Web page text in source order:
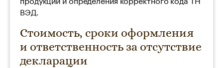
ВЭД.
Стоимость, сроки оформления
и ответственность за отсутствие
декларации